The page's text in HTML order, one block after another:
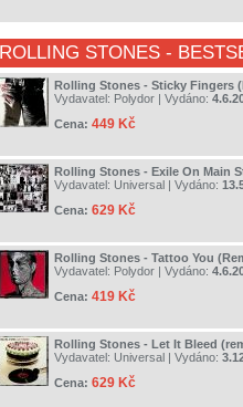
ROLLING STONES -
Rolling Stones - Sticky Fingers
Vydavatel: Polydor | Vydáno:
Cena: 449 Kč
Rolling Stones - Exile On Main
Vydavatel: Universal | Vydáno:
Cena: 629 Kč
Rolling Stones - Tattoo You
Vydavatel: Polydor | Vydáno:
Cena: 419 Kč
Rolling Stones - Let It Bleed
Vydavatel: Universal | Vydáno:
Cena: 629 Kč